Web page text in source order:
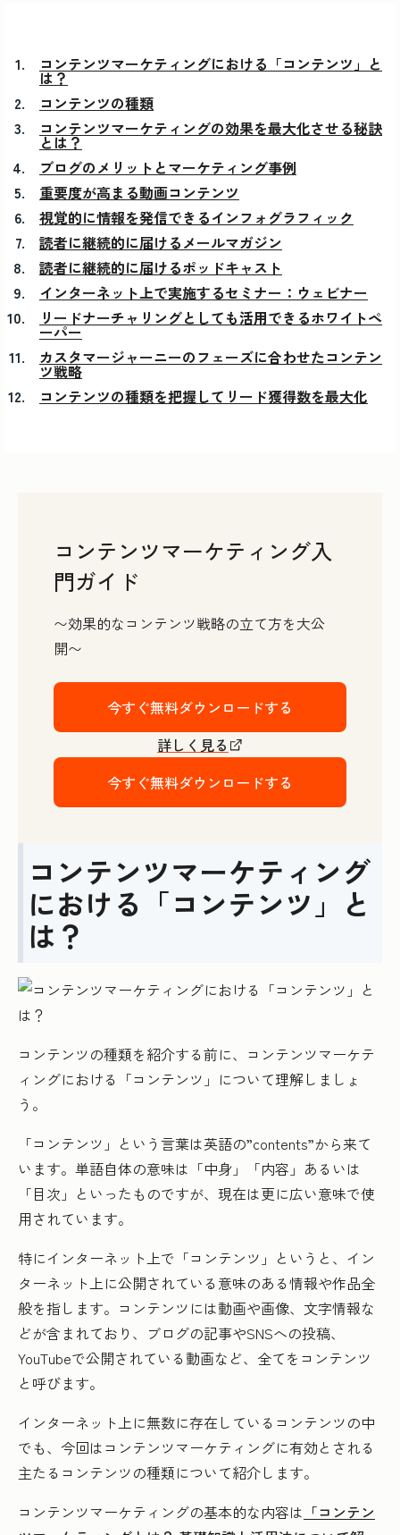
コンテンツマーケティングにおける「コンテンツ」と
は？
コンテンツの種類
コンテンツマーケティングの効果を最大化させる秘訣
とは？
ブログのメリットとマーケティング事例
重要度が高まる動画コンテンツ
視覚的に情報を発信できるインフォグラフィック
読者に継続的に届けるメールマガジン
読者に継続的に届けるポッドキャスト
インターネット上で実施するセミナー：ウェビナー
リードナーチャリングとしても活用できるホワイトペ
ーパー
カスタマージャーニーのフェーズに合わせたコンテン
ツ戦略
コンテンツの種類を把握してリード獲得数を最大化
コンテンツマーケティング入
門ガイド
〜効果的なコンテンツ戦略の立て方を大公
開〜
今すぐ無料ダウンロードする
詳しく見る
今すぐ無料ダウンロードする
コンテンツマーケティング
における「コンテンツ」と
は？
コンテンツの種類を紹介する前に、コンテンツマーケテ
ィングにおける「コンテンツ」について理解しましょ
う。
「コンテンツ」という言葉は英語の”contents”から来て
います。単語自体の意味は「中身」「内容」あるいは
「目次」といったものですが、現在は更に広い意味で使
用されています。
特にインターネット上で「コンテンツ」というと、イン
ターネット上に公開されている意味のある情報や作品全
般を指します。コンテンツには動画や画像、文字情報な
どが含まれており、ブログの記事やSNSへの投稿、
YouTubeで公開されている動画など、全てをコンテンツ
と呼びます。
インターネット上に無数に存在しているコンテンツの中
でも、今回はコンテンツマーケティングに有効とされる
主たるコンテンツの種類について紹介します。
コンテンツマーケティングの基本的な内容は 「コンテン